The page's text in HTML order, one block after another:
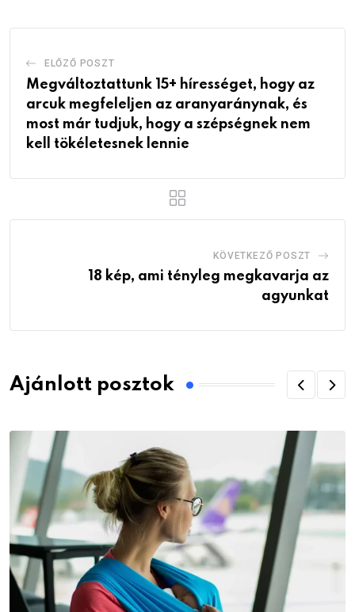
ELŐZŐ POSZT
Megváltoztattunk 15+ hírességet, hogy az
arcuk megfeleljen az aranyaránynak, és
most már tudjuk, hogy a szépségnek nem
kell tökéletesnek lennie
KÖVETKEZŐ POSZT
18 kép, ami tényleg megkavarja az
agyunkat
Ajánlott posztok